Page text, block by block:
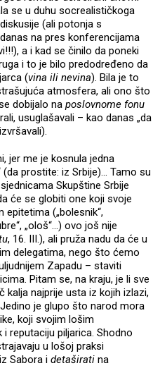
se u duhu socrealističkoga
(ali potonja s
na pres konferencijama
a i kad se činilo da poneki
i to je bilo predodređeno da
(vina ili nevina). Bila je to
atmosfera, ali ono što
dobijalo na poslovnome fonu
usuglašavali – kao danas „da
jer me je kosnula jedna
(da prostite: iz Srbije)… Tamo su
Skupštine Srbije
će se globiti one koji svoje
epitetima („bolesnik“,
„ološ“…) ovo još nije
, 16. III.), ali pruža nadu da će u
delegatima, nego što ćemo
Zapadu – staviti
Pitam se, na kraju, je li sve
kalja najprije usta iz kojih izlazi,
je glupo što narod mora
koji svojim lošim
reputaciju piljarica. Shodno
u lošoj praksi
iz Sabora i detaširati na